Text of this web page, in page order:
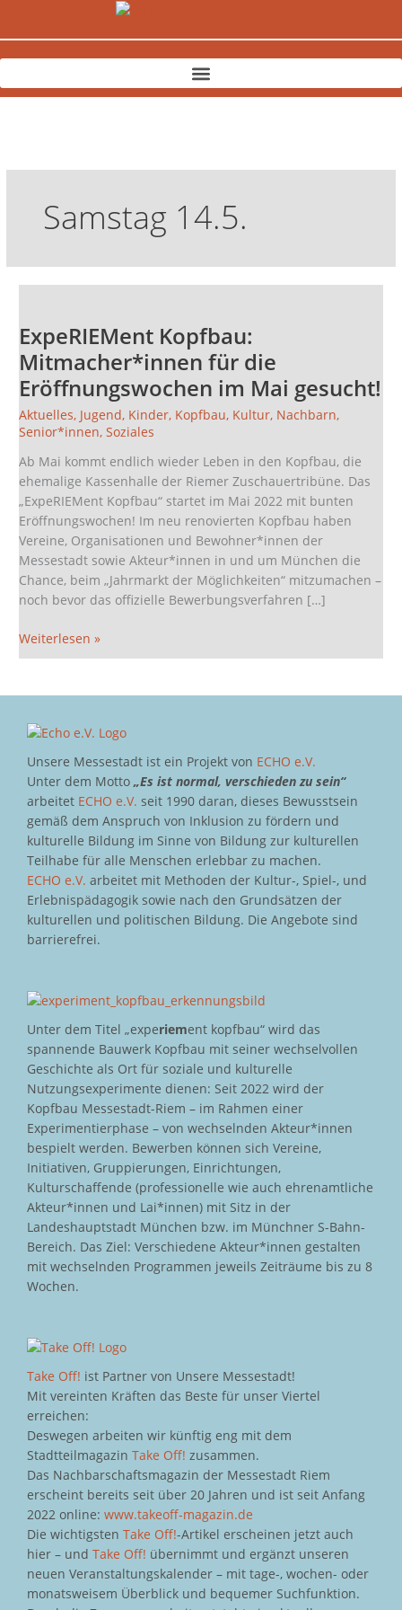
Samstag 14.5.
ExpeRIEMent Kopfbau:
Mitmacher*innen für die
Eröffnungswochen im Mai gesucht!
Aktuelles, Jugend, Kinder, Kopfbau, Kultur, Nachbarn,
Senior*innen,Soziales
Ab Mai kommt endlich wieder Leben in den Kopfbau, die
ehemalige Kassenhalle der Riemer Zuschauertribüne. Das
„ExpeRIEMent Kopfbau“ startet im Mai 2022 mit bunten
Eröffnungswochen! Im neu renovierten Kopfbau haben
Vereine, Organisationen und Bewohner*innen der
Messestadt sowie Akteur*innen in und um München die
Chance, beim „Jahrmarkt der Möglichkeiten“ mitzumachen –
noch bevor das offizielle Bewerbungsverfahren […]
Mitmacher*innen
für
die
Eröffnungswochen
im
Mai
Weiterlesen »
Unsere Messestadt ist ein Projekt von ECHO e.V.
Unter dem Motto „Es ist normal, verschieden zu sein“
arbeitet ECHO e.V. seit 1990 daran, dieses Bewusstsein
gemäß dem Anspruch von Inklusion zu fördern und
kulturelle Bildung im Sinne von Bildung zur kulturellen
Teilhabe für alle Menschen erlebbar zu machen.
ECHO e.V. arbeitet mit Methoden der Kultur-, Spiel-, und
Erlebnispädagogik sowie nach den Grundsätzen der
kulturellen und politischen Bildung. Die Angebote sind
barrierefrei.
Unter dem Titel „experiement kopfbau“ wird das
spannende Bauwerk Kopfbau mit seiner wechselvollen
Geschichte als Ort für soziale und kulturelle
Nutzungsexperimente dienen: Seit 2022 wird der
Kopfbau Messestadt-Riem – im Rahmen einer
Experimentierphase – von wechselnden Akteur*innen
bespielt werden. Bewerben können sich Vereine,
Initiativen, Gruppierungen, Einrichtungen,
Kulturschaffende (professionelle wie auch ehrenamtliche
Akteur*innen und Lai*innen) mit Sitz in der
Landeshauptstadt München bzw. im Münchner S-Bahn-
Bereich. Das Ziel: Verschiedene Akteur*innen gestalten
mit wechselnden Programmen jeweils Zeiträume bis zu 8
Wochen.
Take Off! ist Partner von Unsere Messestadt!
Mit vereinten Kräften das Beste für unser Viertel
erreichen:
Deswegen arbeiten wir künftig eng mit dem
Stadtteilmagazin Take Off! zusammen.
Das Nachbarschaftsmagazin der Messestadt Riem
erscheint bereits seit über 20 Jahren und ist seit Anfang
2022 online: www.takeoff-magazin.de
Die wichtigsten Take Off!-Artikel erscheinen jetzt auch
hier – und Take Off! übernimmt und ergänzt unseren
neuen Veranstaltungskalender – mit tage-, wochen- oder
monatsweisem Überblick und bequemer Suchfunktion.